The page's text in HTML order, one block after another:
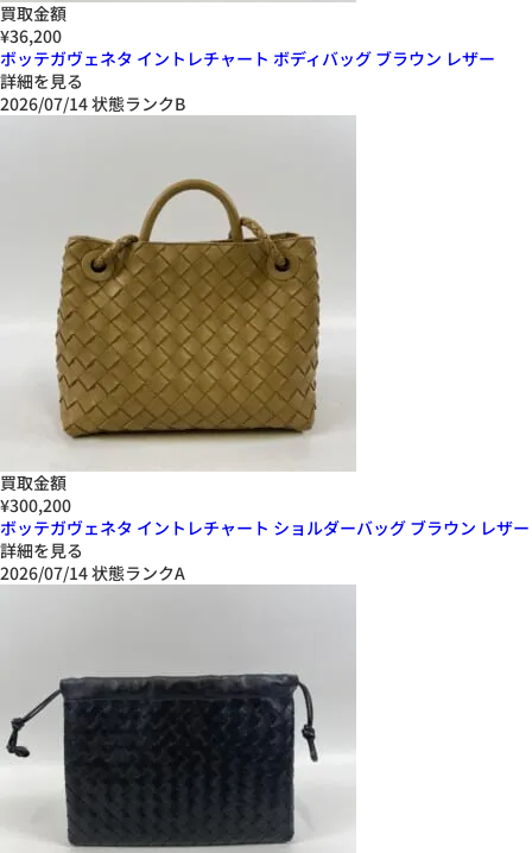
買取金額
¥36,200
ボッテガヴェネタ イントレチャート ボディバッグ ブラウン レザー
詳細を見る
2026/07/14状態ランクB
買取金額
¥300,200
ボッテガヴェネタ イントレチャート ショルダーバッグ ブラウン レザー
詳細を見る
2026/07/14状態ランクA